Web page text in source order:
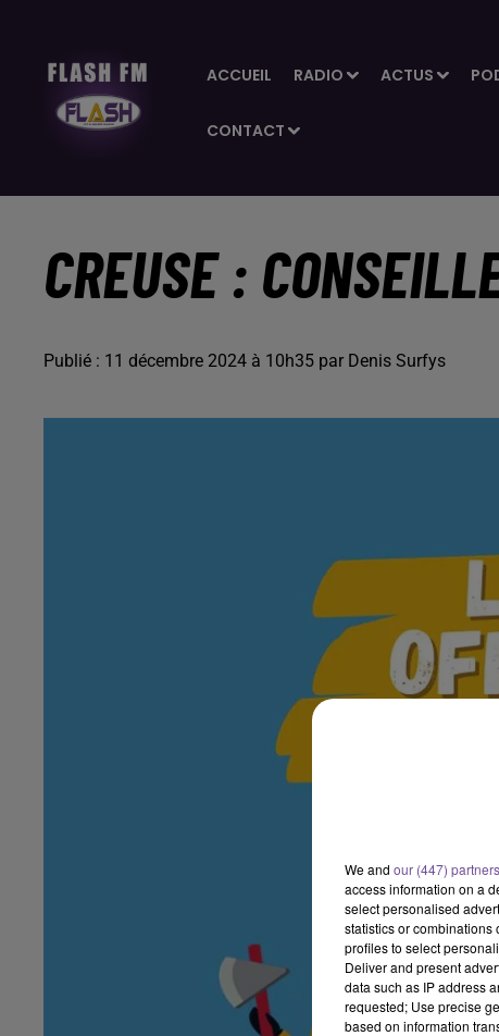
ACCUEIL RADIO ACTUS
CONTACT
CREUSE :
Publié : 11 décembre 2024 à 10h35 par Denis Surfys
We and our (447) partners
access information on a
select personalised
statistics or combinations
profiles to select
Deliver and present
data such as IP address
requested; Use precise
based on information